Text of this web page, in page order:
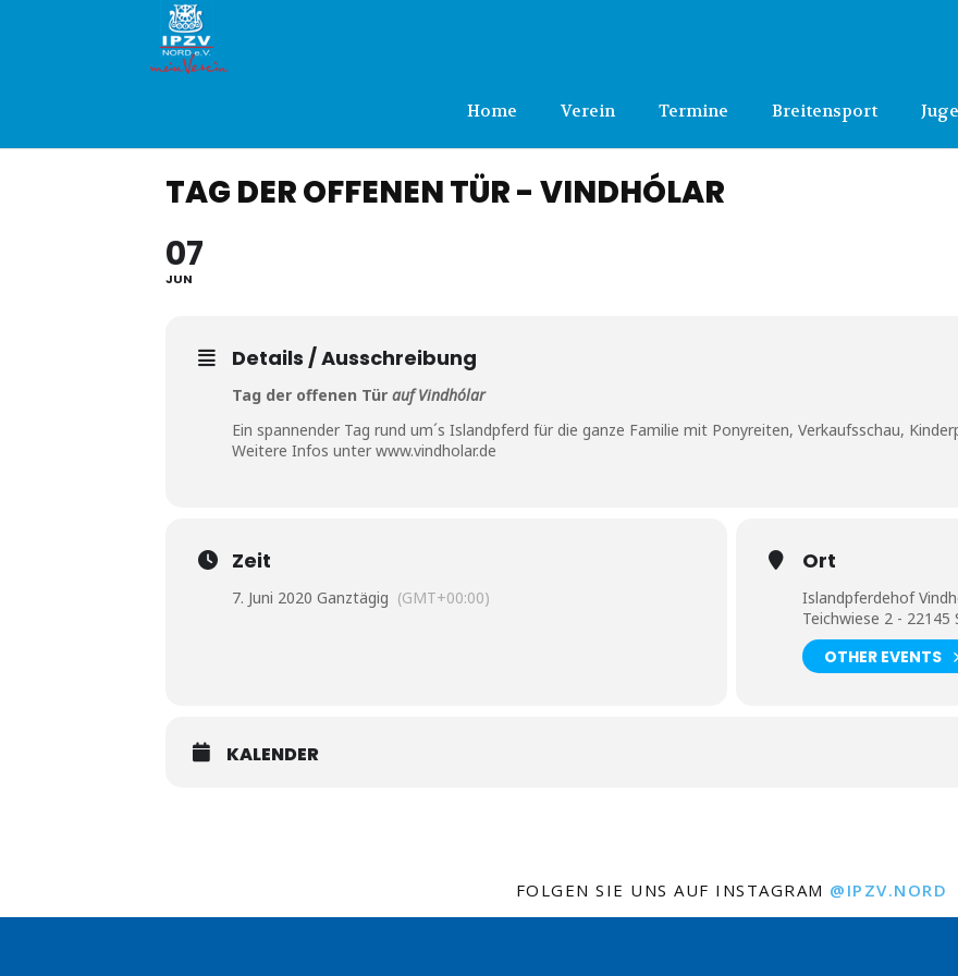
e.V.
Home Verein Termine Breitensport
TAG DER OFFENEN TÜR - VINDHÓLAR
07
JUN
Details / Ausschreibung
Tag der offenen Tür auf Vindhólar
Ein spannender Tag rund um´s Islandpferd für die ganze Familie mit Ponyreiten, Verkaufsschau,
Weitere Infos unter www.vindholar.de
Zeit
7. Juni 2020 Ganztägig (GMT+00:00)
Ort
Islandpferdehof
Teichwiese 2 - 22145
OTHER EVENTS
KALENDER
FOLGEN SIE UNS AUF INSTAGRAM @IPZV.NORD